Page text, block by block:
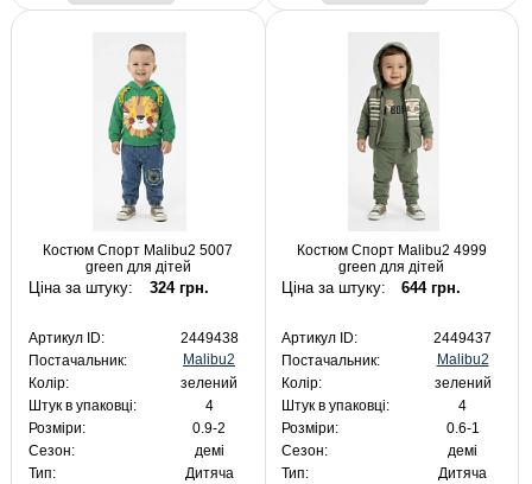
Костюм Спорт Malibu2 5007
green для дітей
Ціна за штуку: 324 грн.
Артикул ID:
2449438
Постачальник:
Malibu2
Колір:
зелений
Штук в упаковці:
4
Розміри:
0.9-2
Сезон:
демі
Тип:
Дитяча
Костюм Спорт Malibu2 4999
green для дітей
Ціна за штуку: 644 грн.
Артикул ID:
2449437
Постачальник:
Malibu2
Колір:
зелений
Штук в упаковці:
4
Розміри:
0.6-1
Сезон:
демі
Тип:
Дитяча